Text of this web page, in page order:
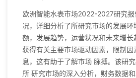
欧洲智能水表市场2022-2027研究
况，详细分析了所研究市场的发展
额，发展趋势，运营状况和未来增
获得有关主要市场驱动因素，限制
息，这有助于了解市场 脉搏。该研
所 研究市场的深入分析，财务数据